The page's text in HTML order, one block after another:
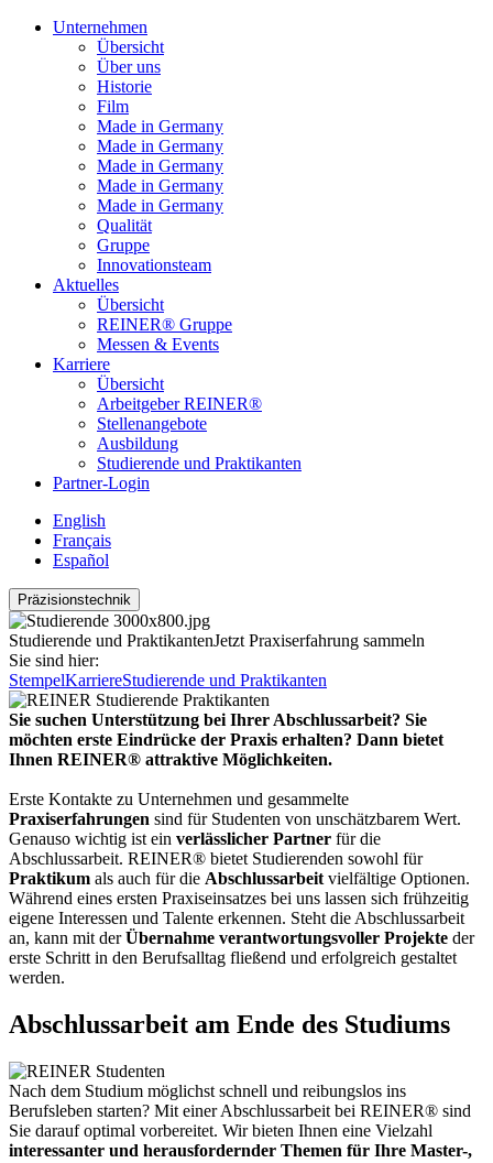
Unternehmen
Übersicht
Über uns
Historie
Film
Made in Germany
Made in Germany
Made in Germany
Made in Germany
Made in Germany
Qualität
Gruppe
Innovationsteam
Aktuelles
Übersicht
REINER® Gruppe
Messen & Events
Karriere
Übersicht
Arbeitgeber REINER®
Stellenangebote
Ausbildung
Studierende und Praktikanten
Partner-Login
English
Français
Español
Präzisionstechnik
Studierende und PraktikantenJetzt Praxiserfahrung sammeln
Sie sind hier:
StempelKarriereStudierende und Praktikanten
Sie suchen Unterstützung bei Ihrer Abschlussarbeit? Sie
möchten erste Eindrücke der Praxis erhalten? Dann bietet
Ihnen REINER® attraktive Möglichkeiten.
Erste Kontakte zu Unternehmen und gesammelte
Praxiserfahrungen sind für Studenten von unschätzbarem Wert.
Genauso wichtig ist ein verlässlicher Partner für die
Abschlussarbeit. REINER® bietet Studierenden sowohl für
Praktikum als auch für die Abschlussarbeit vielfältige Optionen.
Während eines ersten Praxiseinsatzes bei uns lassen sich frühzeitig
eigene Interessen und Talente erkennen. Steht die Abschlussarbeit
an, kann mit derÜbernahme verantwortungsvoller Projekte der
erste Schritt in den Berufsalltag fließend und erfolgreich gestaltet
werden.
Abschlussarbeit am Ende des Studiums
Nach dem Studium möglichst schnell und reibungslos ins
Berufsleben starten? Mit einer Abschlussarbeit bei REINER® sind
Sie darauf optimal vorbereitet. Wir bieten Ihnen eine Vielzahl
interessanter und herausfordernder Themen für Ihre Master-,